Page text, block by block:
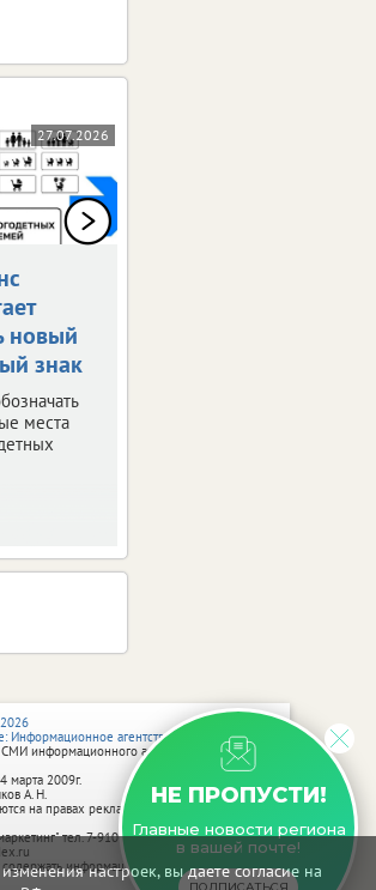
настроек, вы даете согласие на
27.07.2026
новый
знак
места
НЕ ПРОПУСТИ!
Главные новости региона
в вашей почте!
агентство vRossii.ru
информационного агентства vRossii.ru
2009г.
А. Н.
на правах рекламы.
тел. 7-910-267-70-40,
информацию, не предназначенную